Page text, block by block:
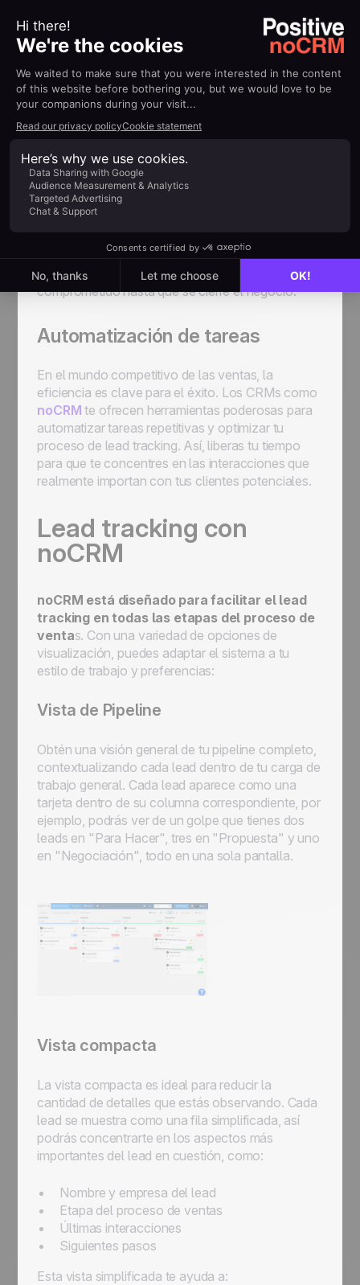
Monitorear progreso de los
Leads
Uno de los mayores beneficios de un CRM es
poder ver en cuál etapa del proceso está cada
lead. Con tu pipeline estiloKanban
avanza el negocio. Por ejemplo, arrastra la tarjeta
del lead desde la columna "Para Hacer" hasta
"Contactado" después de realizar tu primera
llamada, o de "Contactado" a "En Negociación"
Esto te ayuda a mantenerte enfocado y
comprometido hasta que se cierre el negocio.
Automatización de tareas
En el mundo competitivo de las ventas, la
eficiencia es clave para el éxito. Los CRMs como
noCRM te ofrecen herramientas poderosas para
automatizar tareas repetitivas y optimizar tu
proceso de lead tracking. Así, liberas tu tiempo
para que te concentres en las interacciones que
realmente importan con tus clientes potenciales.
Lead tracking con
noCRM
noCRM está diseñado para facilitar el lead
tracking en todas las etapas del proceso de
ventas. Con una variedad de opciones de
visualización, puedes adaptar el sistema a tu
estilo de trabajo y preferencias:
Vista de Pipeline
Obtén una visión general de tu pipeline completo,
contextualizando cada lead dentro de tu carga de
trabajo general. Cada lead aparece como una
tarjeta dentro de su columna correspondiente, por
ejemplo, podrás ver de un golpe que tienes dos
leads en "Para Hacer", tres en "Propuesta" y uno
en "Negociación", todo en una sola pantalla.
Vista compacta
La vista compacta es ideal para reducir la
cantidad de detalles que estás observando. Cada
lead se muestra como una fila simplificada, así
podrás concentrarte en los aspectos más
importantes del lead en cuestión, como:
Nombre y empresa del lead
Etapa del proceso de ventas
Últimas interacciones
Siguientes pasos
Esta vista simplificada te ayuda a: